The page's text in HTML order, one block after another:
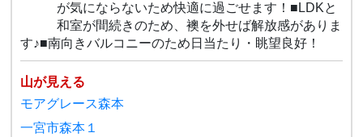
が気にならないため快適に過ごせます！■LDKと
和室が間続きのため、襖を外せば解放感がありま
す♪■南向きバルコニーのため日当たり・眺望良好！
山が見える
モアグレース森本
一宮市森本１